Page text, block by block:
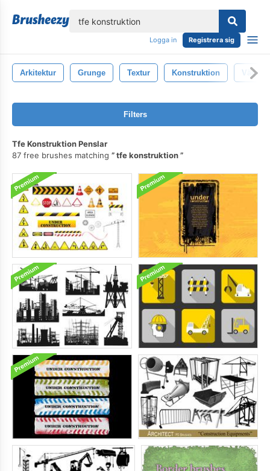
Logga in Registrera sig
Arkitektur Grunge Textur Konstruktion Vägg
Filters
Tfe Konstruktion Penslar
87 free brushes matching
tfe konstruktion